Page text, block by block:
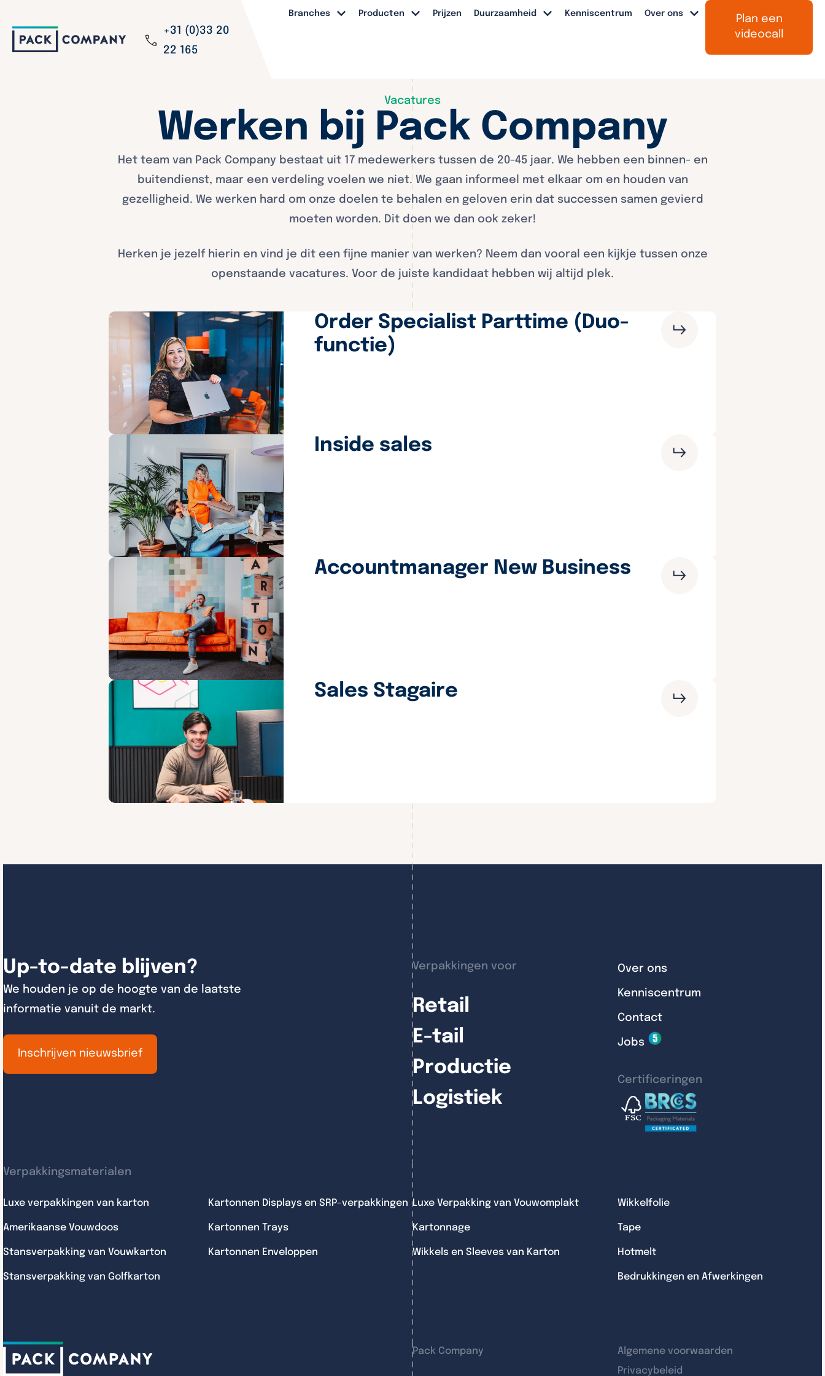
+31 (0)33 20
22 165
Branches Producten Prijzen Duurzaamheid Kenniscentrum Over ons
Plan een
videocall
Vacatures
Werken bij Pack Company
Het team van Pack Company bestaat uit 17 medewerkers tussen de 20-45 jaar. We hebben een binnen- en
buitendienst, maar een verdeling voelen we niet. We gaan informeel met elkaar om en houden van
gezelligheid. We werken hard om onze doelen te behalen en geloven erin dat successen samen gevierd
moeten worden. Dit doen we dan ook zeker!
Herken je jezelf hierin en vind je dit een fijne manier van werken? Neem dan vooral een kijkje tussen onze
openstaande vacatures. Voor de juiste kandidaat hebben wij altijd plek.
Order Specialist Parttime (Duo-
functie)
Inside sales
Accountmanager New Business
Sales Stagaire
Up-to-date blijven?
We houden je op de hoogte van de laatste
informatie vanuit de markt.
Inschrijven nieuwsbrief
Verpakkingen voor
Retail
E-tail
Productie
Logistiek
Over ons
Kenniscentrum
Contact
Jobs
Certificeringen
Verpakkingsmaterialen
Luxe verpakkingen van karton
Amerikaanse Vouwdoos
Stansverpakking van Vouwkarton
Stansverpakking van Golfkarton
Kartonnen Displays en SRP-verpakkingen
Kartonnen Trays
Kartonnen Enveloppen
Luxe Verpakking van Vouwomplakt
Kartonnage
Wikkels en Sleeves van Karton
Wikkelfolie
Tape
Hotmelt
Bedrukkingen en Afwerkingen
Pack Company
Algemene voorwaarden
Privacybeleid